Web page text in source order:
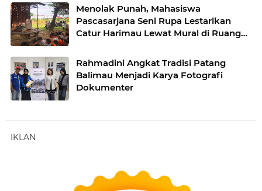
Menolak Punah, Mahasiswa
Pascasarjana Seni Rupa Lestarikan
Catur Harimau Lewat Mural di Ruang
Rahmadini Angkat Tradisi Patang
Balimau Menjadi Karya Fotografi
Dokumenter
IKLAN